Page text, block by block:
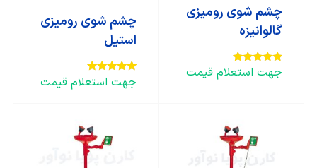
چشم شوی رومیزی
گالوانیزه
امتیاز
5.00
جهت استعلام قیمت
چشم شوی رومیزی
استیل
امتیاز
5.00
جهت استعلام قیمت